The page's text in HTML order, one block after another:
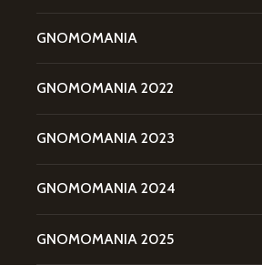
GNOMOMANIA
GNOMOMANIA 2022
GNOMOMANIA 2023
GNOMOMANIA 2024
GNOMOMANIA 2025